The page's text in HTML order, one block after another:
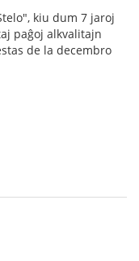
kiu dum 7 jaroj
paĝoj alkvalitajn
de la decembro